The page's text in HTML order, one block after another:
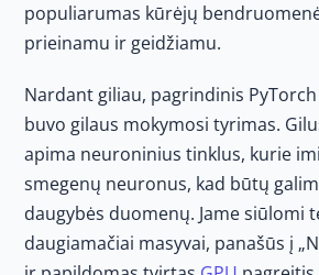
populiarumas kūrėjų
prieinamu ir geidžiamu.
Nardant giliau, pagrindinis
buvo gilaus mokymosi tyrimas.
apima neuroninius tinklus, kurie
smegenų neuronus, kad būtų
daugybės duomenų. Jame siūlomi
daugiamačiai masyvai, panašūs į